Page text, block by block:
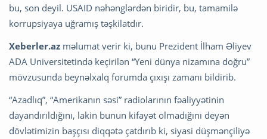
bu, son deyil. USAID nəhənglərdən biridir, bu, tamamilə
korrupsiyaya uğramış təşkilatdır.
Xeberler.az məlumat verir ki, bunu Prezident İlham Əliyev
ADA Universitetində keçirilən “Yeni dünya nizamına doğru”
mövzusunda beynəlxalq forumda çıxışı zamanı bildirib.
“Azadlıq”, “Amerikanın səsi” radiolarının fəaliyyətinin
dayandırıldığını, lakin bunun kifayət olmadığını deyən
dövlətimizin başçısı diqqətə çatdırıb ki, siyasi düşmənçiliyə